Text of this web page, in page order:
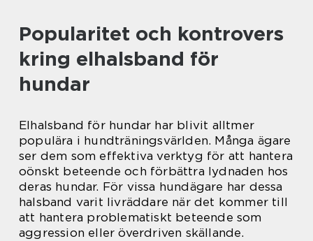
Popularitet och kontrovers
kring elhalsband för
hundar
Elhalsband för hundar har blivit alltmer
populära i hundträningsvärlden. Många ägare
ser dem som effektiva verktyg för att hantera
oönskt beteende och förbättra lydnaden hos
deras hundar. För vissa hundägare har dessa
halsband varit livräddare när det kommer till
att hantera problematiskt beteende som
aggression eller överdriven skällande.